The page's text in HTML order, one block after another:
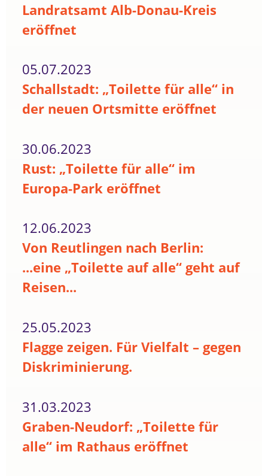
Landratsamt Alb-Donau-Kreis
eröffnet
05.07.2023
Schallstadt: „Toilette für alle“ in
der neuen Ortsmitte eröffnet
30.06.2023
Rust: „Toilette für alle“ im
Europa-Park eröffnet
12.06.2023
Von Reutlingen nach Berlin:
...eine „Toilette auf alle“ geht auf
Reisen...
25.05.2023
Flagge zeigen. Für Vielfalt – gegen
Diskriminierung.
31.03.2023
Graben-Neudorf: „Toilette für
alle“ im Rathaus eröffnet